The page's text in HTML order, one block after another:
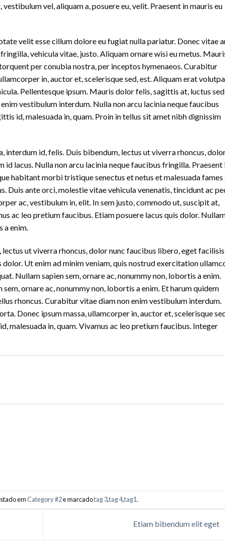
vel, aliquam a, posuere eu, velit. Praesent in mauris eu
velit esse cillum dolore eu fugiat nulla pariatur. Donec vitae
vehicula vitae, justo. Aliquam ornare wisi eu metus.
per conubia nostra, per inceptos hymenaeos. Curabitur
in, auctor et, scelerisque sed, est. Aliquam erat
Pellentesque ipsum. Mauris dolor felis, sagittis at, luctus
vestibulum interdum. Nulla non arcu lacinia neque faucibus
id, malesuada in, quam. Proin in tellus sit amet nibh dignissim
interdum id, felis. Duis bibendum, lectus ut viverra rhoncus,
lacus. Nulla non arcu lacinia neque faucibus fringilla. Praesent
habitant morbi tristique senectus et netus et malesuada fames
Duis ante orci, molestie vitae vehicula venenatis, tincidunt ac
ac, vestibulum in, elit. In sem justo, commodo ut, suscipit at,
ac leo pretium faucibus. Etiam posuere lacus quis dolor.
a enim.
lectus ut viverra rhoncus, dolor nunc faucibus libero, eget facilisis
dolor. Ut enim ad minim veniam, quis nostrud exercitation
Nullam sapien sem, ornare ac, nonummy non, lobortis a enim.
ornare ac, nonummy non, lobortis a enim. Et harum quidem
rhoncus. Curabitur vitae diam non enim vestibulum interdum.
Donec ipsum massa, ullamcorper in, auctor et, scelerisque
malesuada in, quam. Vivamus ac leo pretium faucibus. Integer
emCategory #2e marcadotag 3,tag 4,tag1.
Etiam bibendum elit eget